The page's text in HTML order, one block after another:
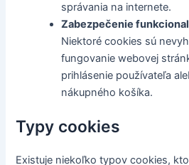
správania na internete.
Zabezpečenie
Niektoré cookies sú
fungovanie webovej
prihlásenie používateľa
nákupného košíka.
Typy cookies
Existuje niekoľko typov cookies,